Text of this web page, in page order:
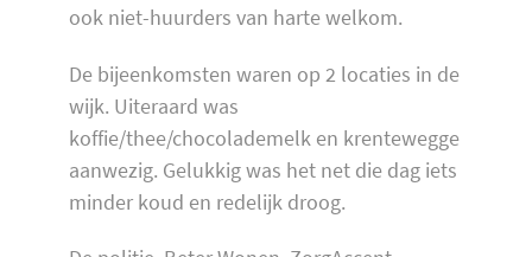
ook niet-huurders van harte welkom.
De bijeenkomsten waren op 2 locaties in de
wijk. Uiteraard was
koffie/thee/chocolademelk en krentewegge
aanwezig. Gelukkig was het net die dag iets
minder koud en redelijk droog.